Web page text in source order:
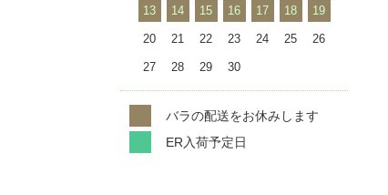
13 14 15 16 17 18 19
20 21 22 23 24 25 26
27 28 29 30
バラの配送をお休みします
ER入荷予定日